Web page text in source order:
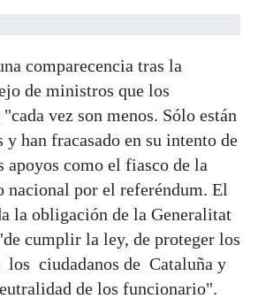
comparecencia tras la
de ministros que los
vez son menos. Sólo están
y han fracasado en su intento de
apoyos como el fiasco de la
nacional por el referéndum. El
la obligación de la Generalitat
cumplir la ley, de proteger los
los ciudadanos de Cataluña y
de los funcionario".